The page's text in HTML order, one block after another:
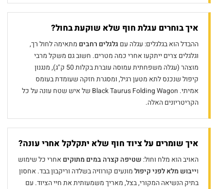
איך בוחרים עגלת חוף שלא שוקעת בחול?
ההבדל הוא בגלגלים: עגלה עםגלגלים רחבים מתאימה לחול רך,
וגלגלים צרים ייתקעו אחרי כמה מטרים. חשוב גם משקל מרבי
מוצהר (עגלה משפחתית עמוסה עוברת בקלות 50 ק"ג), מנגנון
קיפול שנכנס לתא מטען רגיל, ומסגרת חזקה שעומדת בעומס
אמיתי. Black Taurus Folding Wagon של איש שטח עונה על כל
הקריטריונים האלה.
איך שומרים על ציוד חוף שלא יתקלקל אחרי עונה?
האויב הוא מלח וחול: שטיפה קצרה במים מתוקים אחרי כל שימוש
וייבוש מלא לפני קיפולמונעים קורוזיה בשלדה וריקבון בבד. אחסון
בתיק הנשיאה המקורי, בצל, מאריך משמעותית את חיי הציוד. עם